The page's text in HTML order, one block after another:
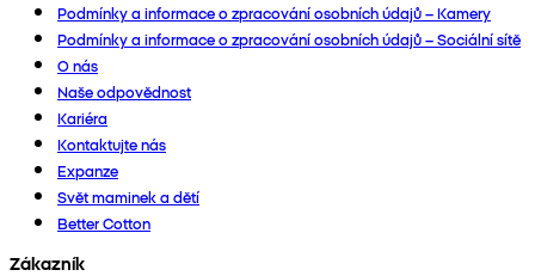
Podmínky a informace o zpracování osobních údajů – Kamery
Podmínky a informace o zpracování osobních údajů – Sociální sítě
O nás
Naše odpovědnost
Kariéra
Kontaktujte nás
Expanze
Svět maminek a dětí
Better Cotton
Zákazník